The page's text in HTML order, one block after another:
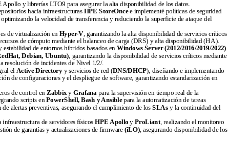
Apollo y librerías LTO9 para asegurar la alta disponibilidad de los datos.
hacia infraestructuras HPE StoreOncee implementé políticas de seguridad
, optimizando la velocidad de transferencia y reduciendo la superficie de ataque del
de virtualización en Hyper-V , garantizando la alta disponibilidad de servicios críticos
de cómputo mediante el balanceo de carga (DRS) y alta disponibilidad (HA).
de entornos híbridos basados en Windows Server (2012/2016/2019/2022)
Debian, Ubuntu) , garantizando la disponibilidad de servicios críticos mediante
resolución de incidentes de Nivel 1/2/.
el Active Directoryy servicios de red (DNS/DHCP), diseñando e implementando
de configuraciones y el despliegue de software, garantizando estandarización en
de control en Zabbix y Grafana para la supervisión en tiempo real de la
scripts enPowerShell, Bash y Ansiblepara la automatización de tareas
de alertas preventivas, asegurando el cumplimiento de losSLAsy la continuidad del
de servidores físicosHPE Apollo y ProLiant, realizando el monitoreo
de garantías y actualizaciones de firmware (iLO), asegurando disponibilidad de los